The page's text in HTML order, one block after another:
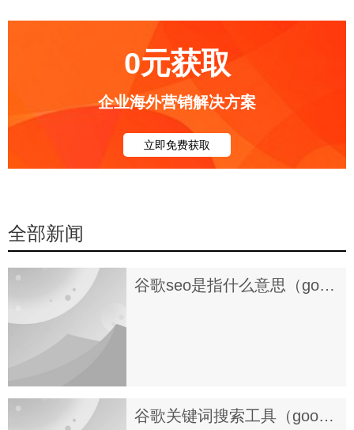
0元获取
企业海外营销解决方案
立即免费获取
全部新闻
谷歌seo是指什么意思（google seo是什么）
谷歌关键词搜索工具（google关键词优化工具有哪些）